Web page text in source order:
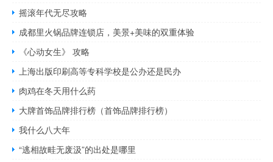
摇滚年代无尽攻略
成都里火锅品牌连锁店，美景+美味的双重体验
《心动女生》 攻略
上海出版印刷高等专科学校是公办还是民办
肉鸡在冬天用什么药
大牌首饰品牌排行榜（首饰品牌排行榜）
我什么八大年
“逃相故畦无废汲”的出处是哪里